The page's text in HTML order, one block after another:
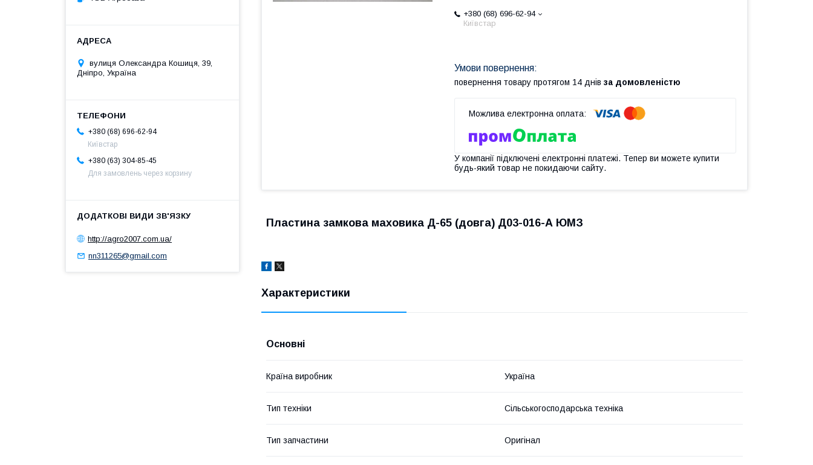
+380 (68) 696-62-94
Київстар
повернення товару протягом 14 днів за домовленістю
У компанії підключені електронні платежі. Тепер ви можете купити
будь-який товар не покидаючи сайту.
Пластина замкова маховика Д-65 (довга) Д03-016-А ЮМЗ
Характеристики
Основні
Країна виробник Україна
Тип техніки Сільськогосподарська техніка
Тип запчастини Оригінал
вулиця Олександра Кошиця, 39,
Дніпро, Україна
+380 (68) 696-62-94
Київстар
+380 (63) 304-85-45
Для замовлень через корзину
http://agro2007.com.ua/
nn311265@gmail.com